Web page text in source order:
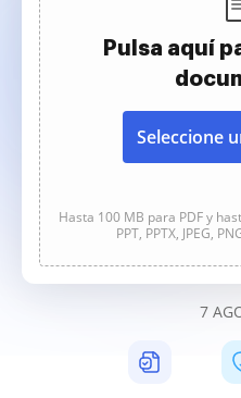
Pulsa aquí
Seleccione
Hasta 100 MB para PDF y
PPT, PPTX, JPEG,
7